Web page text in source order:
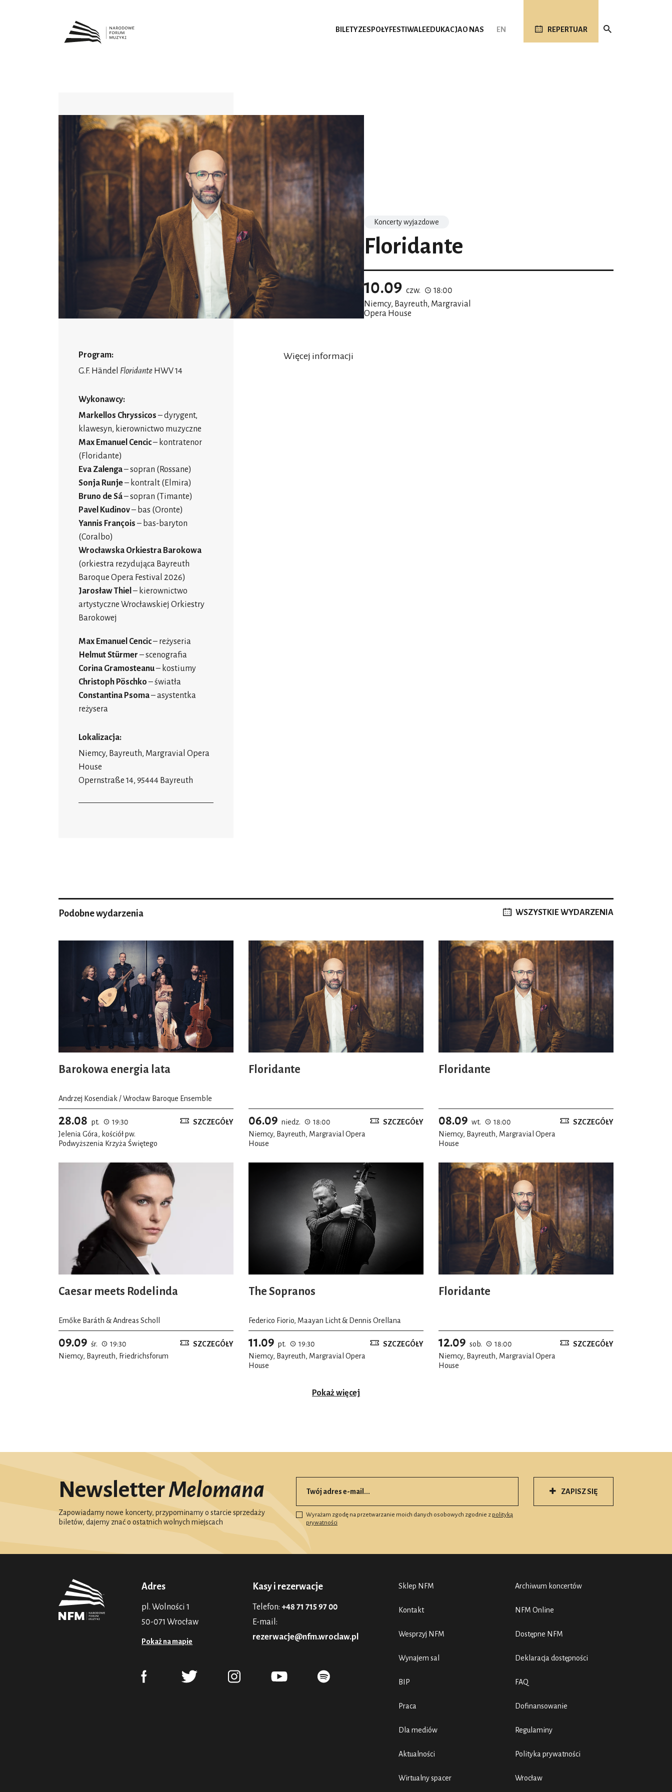
BILETYZESPOŁYFESTIWALEEDUKACJAO NAS EN REPERTUAR
Koncerty wyjazdowe
Floridante
10.09 czw.
18:00
Niemcy, Bayreuth, Margravial
Opera House
Program:
G.F. Händel Floridante HWV 14
Wykonawcy:
Markellos Chryssicos – dyrygent,
klawesyn, kierownictwo muzyczne
Max Emanuel Cencic– kontratenor
(Floridante)
Eva Zalenga– sopran (Rossane)
Sonja Runje– kontralt (Elmira)
Bruno de Sá– sopran (Timante)
Pavel Kudinov– bas (Oronte)
Yannis François – bas-baryton
(Coralbo)
Wrocławska Orkiestra Barokowa
(orkiestra rezydująca Bayreuth
Baroque Opera Festival 2026)
Jarosław Thiel – kierownictwo
artystyczne Wrocławskiej Orkiestry
Barokowej
Max Emanuel Cencic– reżyseria
Helmut Stürmer – scenografia
Corina Gramosteanu– kostiumy
Christoph Pöschko – światła
Constantina Psoma– asystentka
reżysera
Lokalizacja:
Niemcy, Bayreuth, Margravial Opera
House
Opernstraße 14, 95444 Bayreuth
Więcej informacji
Podobne wydarzenia WSZYSTKIE WYDARZENIA
Barokowa energia lata
Andrzej Kosendiak / Wrocław Baroque Ensemble
28.08 pt.
19:30
Jelenia Góra, kościół pw.
Podwyższenia Krzyża Świętego
SZCZEGÓŁY
Floridante
06.09 niedz.
18:00
Niemcy, Bayreuth, Margravial Opera
House
SZCZEGÓŁY
Floridante
08.09 wt.
18:00
Niemcy, Bayreuth, Margravial Opera
House
SZCZEGÓŁY
Caesar meets Rodelinda
Emőke Baráth & Andreas Scholl
09.09 śr.
19:30
Niemcy, Bayreuth, Friedrichsforum
SZCZEGÓŁY
The Sopranos
Federico Fiorio, Maayan Licht & Dennis Orellana
11.09 pt.
19:30
Niemcy, Bayreuth, Margravial Opera
House
SZCZEGÓŁY
Floridante
12.09 sob.
18:00
Niemcy, Bayreuth, Margravial Opera
House
SZCZEGÓŁY
Pokaż więcej
NewsletterMelomana
Zapowiadamy nowe koncerty, przypominamy o starcie sprzedaży
biletów, dajemy znać o ostatnich wolnych miejscach
Wyrażam zgodę na przetwarzanie moich danych osobowych zgodnie z polityką
prywatności
ZAPISZ SIĘ
Adres
pl. Wolności 1
50-071 Wrocław
Pokaż na mapie
Kasy i rezerwacje
Telefon: +48 71 715 97 00
E-mail:
rezerwacje@nfm.wroclaw.pl
Sklep NFM
Kontakt
Wesprzyj NFM
Wynajem sal
BIP
Praca
Dla mediów
Aktualności
Wirtualny spacer
Archiwum koncertów
NFM Online
Dostępne NFM
Deklaracja dostępności
FAQ
Dofinansowanie
Regulaminy
Polityka prywatności
Wrocław